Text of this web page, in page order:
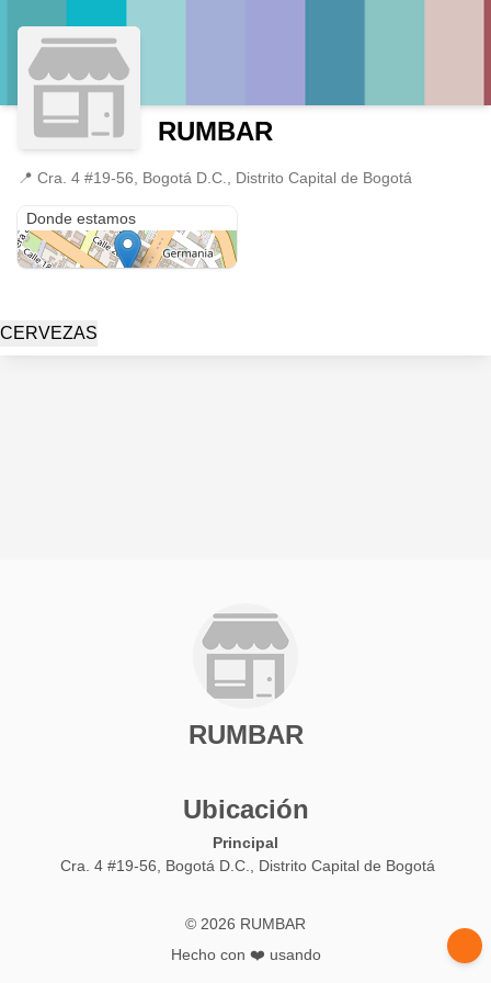
RUMBAR
📍 Cra. 4 #19-56, Bogotá D.C., Distrito Capital de Bogotá
Donde estamos
CERVEZAS
RUMBAR
Ubicación
Principal
Cra. 4 #19-56, Bogotá D.C., Distrito Capital de Bogotá
© 2026 RUMBAR
Hecho con ❤️ usando